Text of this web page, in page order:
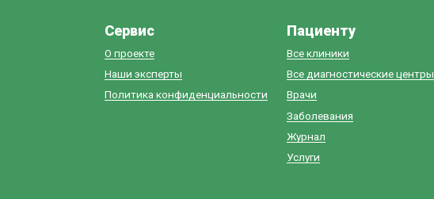
Сервис
О проекте
Наши эксперты
Политика конфиденциальности
Пациенту
Все клиники
Все диагностические центры
Врачи
Заболевания
Журнал
Услуги